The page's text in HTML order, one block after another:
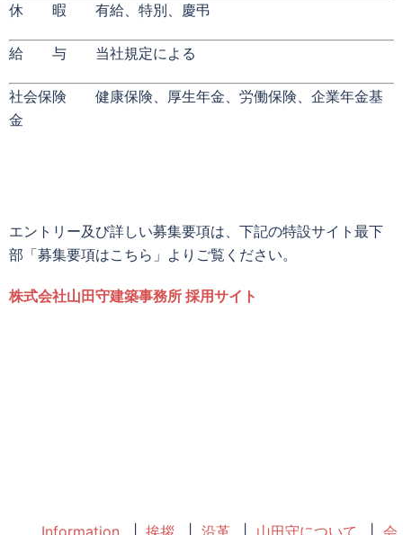
休 暇 有給、特別、慶弔
給 与 当社規定による
社会保険 健康保険、厚生年金、労働保険、企業年金基
金
エントリー及び詳しい募集要項は、下記の特設サイト最下
部「募集要項はこちら」よりご覧ください。
株式会社山田守建築事務所 採用サイト